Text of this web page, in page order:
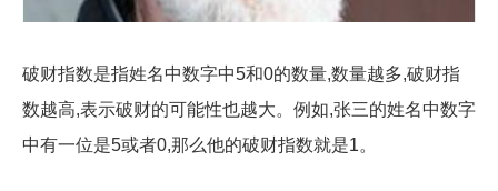
破财指数是指姓名中数字中5和0的数量,数量越多,破财指
数越高,表示破财的可能性也越大。例如,张三的姓名中数字
中有一位是5或者0,那么他的破财指数就是1。